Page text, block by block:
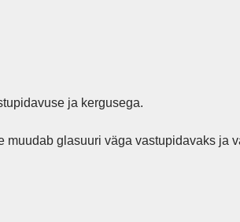
ja kergusega.
muudab glasuuri väga vastupidavaks ja